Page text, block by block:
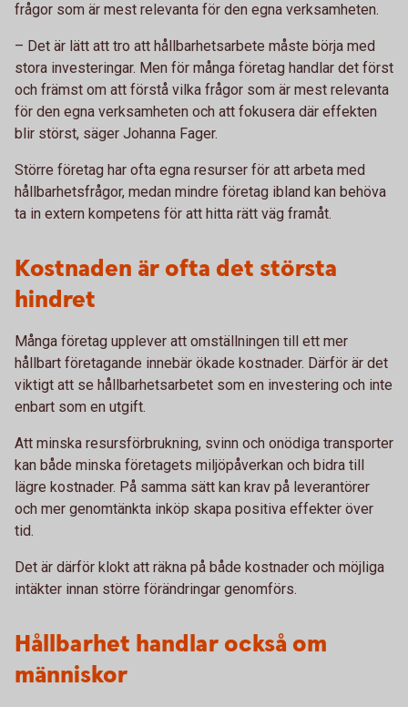
frågor som är mest relevanta för den egna verksamheten.
– Det är lätt att tro att hållbarhetsarbete måste börja med
stora investeringar. Men för många företag handlar det först
och främst om att förstå vilka frågor som är mest relevanta
för den egna verksamheten och att fokusera där effekten
blir störst, säger Johanna Fager.
Större företag har ofta egna resurser för att arbeta med
hållbarhetsfrågor, medan mindre företag ibland kan behöva
ta in extern kompetens för att hitta rätt väg framåt.
Kostnaden är ofta det största
hindret
Många företag upplever att omställningen till ett mer
hållbart företagande innebär ökade kostnader. Därför är det
viktigt att se hållbarhetsarbetet som en investering och inte
enbart som en utgift.
Att minska resursförbrukning, svinn och onödiga transporter
kan både minska företagets miljöpåverkan och bidra till
lägre kostnader. På samma sätt kan krav på leverantörer
och mer genomtänkta inköp skapa positiva effekter över
tid.
Det är därför klokt att räkna på både kostnader och möjliga
intäkter innan större förändringar genomförs.
Hållbarhet handlar också om
människor